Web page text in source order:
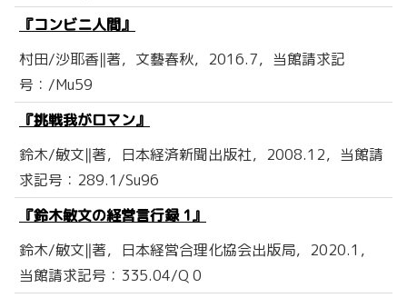
『コンビニ人間』
村田/沙耶香‖著，文藝春秋，2016.7，当館請求記
号：/Mu59
『挑戦我がロマン』
鈴木/敏文‖著，日本経済新聞出版社，2008.12，当館請
求記号：289.1/Su96
『鈴木敏文の経営言行録 1』
鈴木/敏文‖著，日本経営合理化協会出版局，2020.1，
当館請求記号：335.04/Q 0